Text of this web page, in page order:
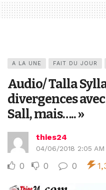
A LA UNE FAIT DU JOUR
Audio/ Talla
divergences
Sall, mais….. »
thies24
04/06/2018 2:05 AM
0 0 0